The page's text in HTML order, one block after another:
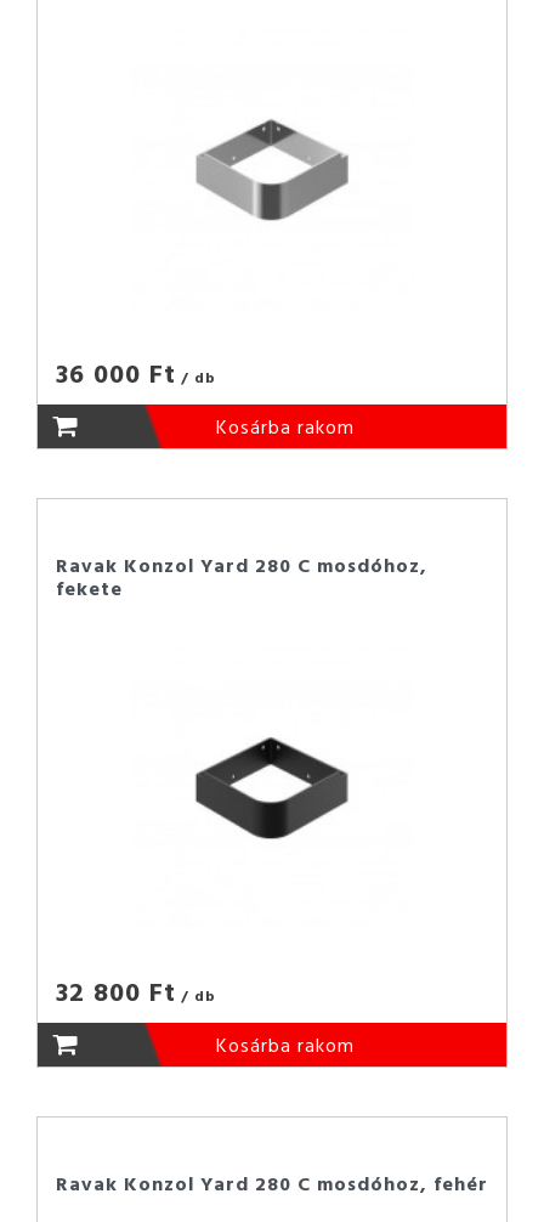
36 000 Ft / db
Kosárba rakom
Ravak Konzol Yard 280 C mosdóhoz,
fekete
32 800 Ft / db
Kosárba rakom
Ravak Konzol Yard 280 C mosdóhoz, fehér